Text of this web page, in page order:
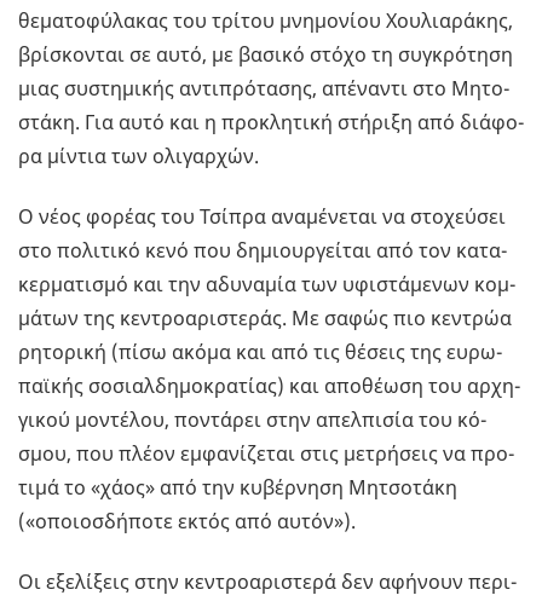
θε­μα­το­φύ­λα­κας του τρί­του μνη­μο­νί­ου Χου­λια­ρά­κης,
βρί­σκο­νται σε αυτό, με βα­σι­κό στόχο τη συ­γκρό­τη­ση
μιας συ­στη­μι­κής αντι­πρό­τα­σης, απέ­να­ντι στο Μη­το­
στά­κη. Για αυτό και η προ­κλη­τι­κή στή­ρι­ξη από διά­φο­
ρα μί­ντια των ολι­γαρ­χών.
Ο νέος φο­ρέ­ας του Τσί­πρα ανα­μέ­νε­ται να στο­χεύ­σει
στο πο­λι­τι­κό κενό που δη­μιουρ­γεί­ται από τον κα­τα­
κερ­μα­τι­σμό και την αδυ­να­μία των υφι­στά­με­νων κομ­
μά­των της κε­ντρο­α­ρι­στε­ράς. Με σαφώς πιο κε­ντρώα
ρη­το­ρι­κή (πίσω ακόμα και από τις θέ­σεις της ευ­ρω­
παϊ­κής σο­σιαλ­δη­μο­κρα­τί­ας) και απο­θέ­ω­ση του αρ­χη­
γι­κού μο­ντέ­λου, πο­ντά­ρει στην απελ­πι­σία του κό­
σμου, που πλέον εμ­φα­νί­ζε­ται στις με­τρή­σεις να προ­
τι­μά το «χάος» από την κυ­βέρ­νη­ση Μη­τσο­τά­κη
(«οποιοσ­δή­πο­τε εκτός από αυτόν»).
Οι εξε­λί­ξεις στην κε­ντρο­α­ρι­στε­ρά δεν αφή­νουν πε­ρι­